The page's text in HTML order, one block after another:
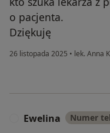
o pacjenta.
Dziękuję
26 listopada 2025 • lek. Anna
Ewelina Numer